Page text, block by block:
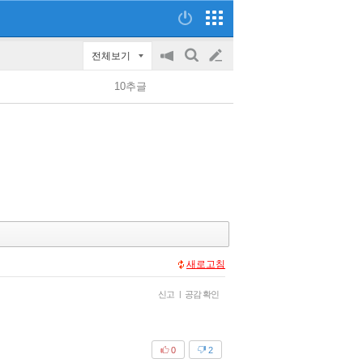
전체보기
공
on/off
검
글
쓰
10추글
새로고침
신고 | 공감 확인
2
0